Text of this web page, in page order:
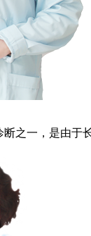
之一，是由于